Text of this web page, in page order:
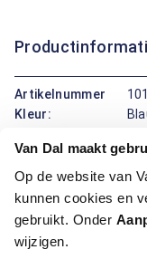
Van Dal maakt
Op de website van
kunnen cookies en
gebruikt. Onder
wijzigen.
Artikelnummer
Kleur:
Pasvorm:
Motief:
All
Deze polo van Lerros
Het katoen voelt